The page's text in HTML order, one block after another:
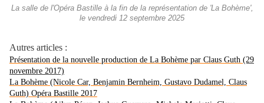
La salle de l'Opéra Bastille à la fin de la représentation de 'La Bohème',
le vendredi 12 septembre 2025
Autres articles :
Présentation de la nouvelle production de La Bohème par Claus Guth (29
novembre 2017)
La Bohème (Nicole Car, Benjamin Bernheim, Gustavo Dudamel, Claus
Guth) Opéra Bastille 2017